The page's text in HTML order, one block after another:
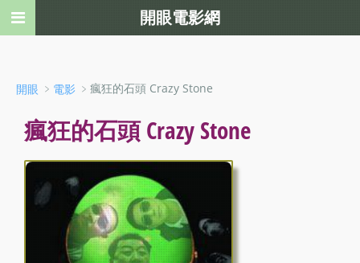
開眼 ﹥ 電影 ﹥瘋狂的石頭 Crazy Stone
瘋狂的石頭 Crazy Stone
開眼電影網